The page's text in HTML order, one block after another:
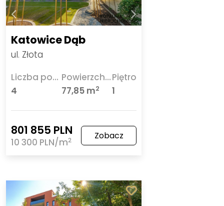
Katowice Dąb
ul. Złota
Liczba pokoi
4
Powierzchnia
77,85 m2
Piętro
1
801 855 PLN
10 300 PLN/m2 Zobacz